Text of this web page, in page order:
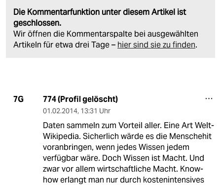
Die Kommentarfunktion unter diesem Artikel ist
geschlossen.
Wir öffnen die Kommentarspalte bei ausgewählten
Artikeln für etwa drei Tage – hier sind sie zu finden.
7G 774 (Profil gelöscht)
01.02.2014, 13:31 Uhr
Daten sammeln zum Vorteil aller. Eine Art Welt-
Wikipedia. Sicherlich wärde es die Menschehit
voranbringen, wenn jedes Wissen jedem
verfügbar wäre. Doch Wissen ist Macht. Und
zwar vor allem wirtschaftliche Macht. Know-
how erlangt man nur durch kostenintensives